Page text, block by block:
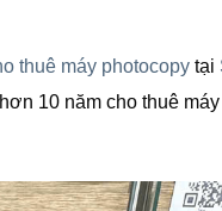
thuê máy photocopy tại
10 năm cho thuê máy